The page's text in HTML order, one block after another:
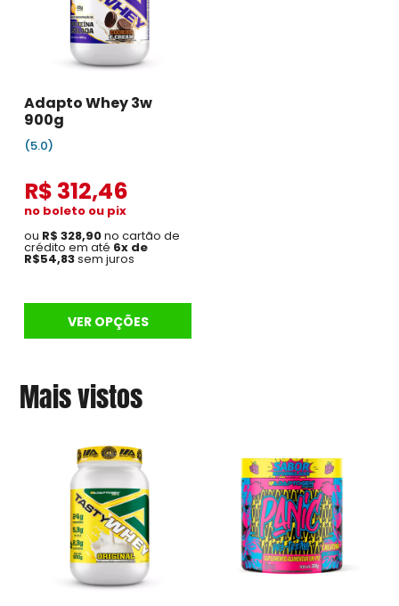
Adapto Whey 3w
900g
(5.0)
R$ 312,46
no boleto ou pix
ou R$ 328,90no cartão de
crédito em até 6x de
R$54,83sem juros
VER OPÇÕES
Mais vistos